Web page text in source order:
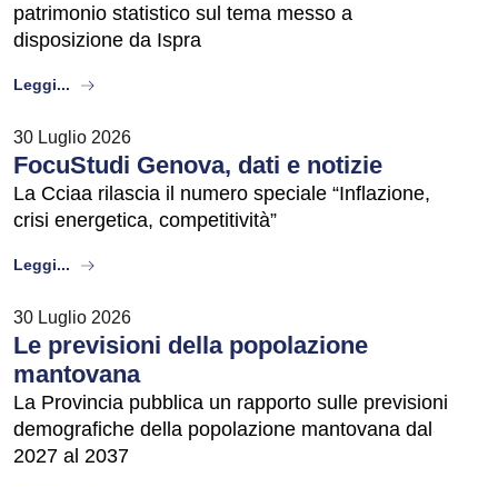
patrimonio statistico sul tema messo a
disposizione da Ispra
Leggi... about
30 Luglio 2026
FocuStudi Genova, dati e notizie
La Cciaa rilascia il numero speciale “Inflazione,
crisi energetica, competitività”
Leggi... about
30 Luglio 2026
Le previsioni della popolazione
mantovana
La Provincia pubblica un rapporto sulle previsioni
demografiche della popolazione mantovana dal
2027 al 2037